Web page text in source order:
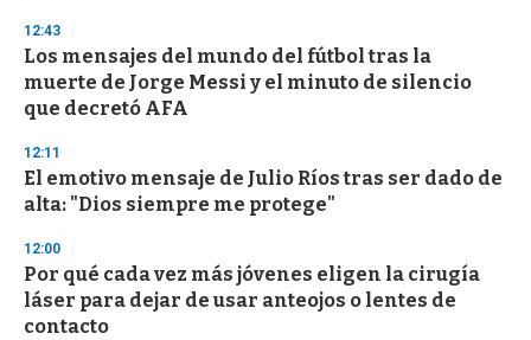
12:43
Los mensajes del mundo del fútbol tras la
muerte de Jorge Messi y el minuto de silencio
que decretó AFA
12:11
El emotivo mensaje de Julio Ríos tras ser dado de
alta: "Dios siempre me protege"
12:00
Por qué cada vez más jóvenes eligen la cirugía
láser para dejar de usar anteojos o lentes de
contacto